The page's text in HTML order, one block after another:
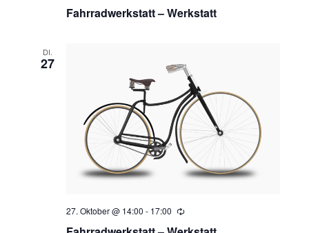
Fahrradwerkstatt – Werkstatt
DI.
27
27. Oktober @ 14:00 - 17:00 Wiederholung